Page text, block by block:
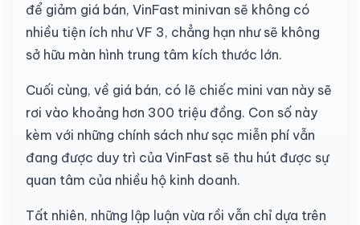
để giảm giá bán, VinFast minivan sẽ không có
nhiều tiện ích như VF 3, chẳng hạn như sẽ không
sở hữu màn hình trung tâm kích thước lớn.
Cuối cùng, về giá bán, có lẽ chiếc mini van này sẽ
rơi vào khoảng hơn 300 triệu đồng. Con số này
kèm với những chính sách như sạc miễn phí vẫn
đang được duy trì của VinFast sẽ thu hút được sự
quan tâm của nhiều hộ kinh doanh.
Tất nhiên, những lập luận vừa rồi vẫn chỉ dựa trên